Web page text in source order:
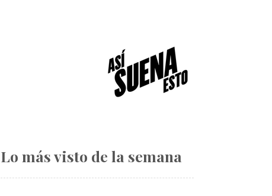
Lo más visto de la semana